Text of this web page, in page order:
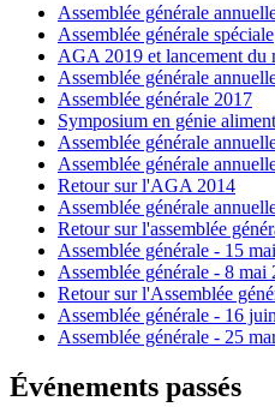
Assemblée générale
Assemblée générale spéciale
AGA 2019 et lancement
Assemblée générale
Assemblée générale 2017
Symposium en génie
Assemblée générale
Assemblée générale
Retour sur l'AGA 2014
Assemblée générale
Retour sur l'assemblée
Assemblée générale - 15
Assemblée générale - 8 mai
Retour sur l'Assemblée
Assemblée générale - 16
Assemblée générale - 25
Événements passés